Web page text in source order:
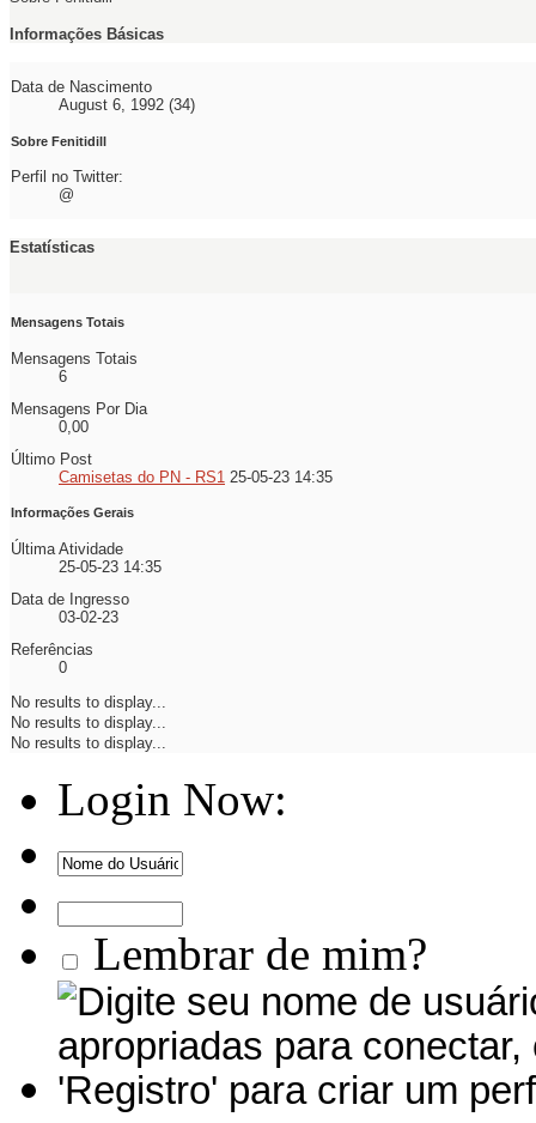
Informações Básicas
Data de Nascimento
August 6, 1992 (34)
Sobre Fenitidill
Perfil no Twitter:
@
Estatísticas
Mensagens Totais
Mensagens Totais
6
Mensagens Por Dia
0,00
Último Post
Camisetas do PN - RS1 25-05-23 14:35
Informações Gerais
Última Atividade
25-05-23 14:35
Data de Ingresso
03-02-23
Referências
0
No results to display...
No results to display...
No results to display...
Login Now:
Lembrar de mim?